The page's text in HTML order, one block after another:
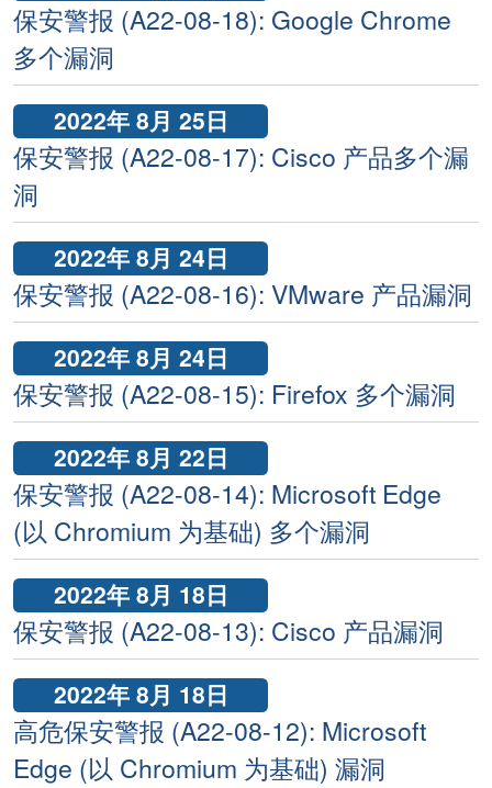
保安警报 (A22-08-18): Google Chrome
多个漏洞
2022年 8月 25日
保安警报 (A22-08-17): Cisco 产品多个漏
洞
2022年 8月 24日
保安警报 (A22-08-16): VMware 产品漏洞
2022年 8月 24日
保安警报 (A22-08-15): Firefox 多个漏洞
2022年 8月 22日
保安警报 (A22-08-14): Microsoft Edge
(以 Chromium 为基础) 多个漏洞
2022年 8月 18日
保安警报 (A22-08-13): Cisco 产品漏洞
2022年 8月 18日
高危保安警报 (A22-08-12): Microsoft
Edge (以 Chromium 为基础) 漏洞